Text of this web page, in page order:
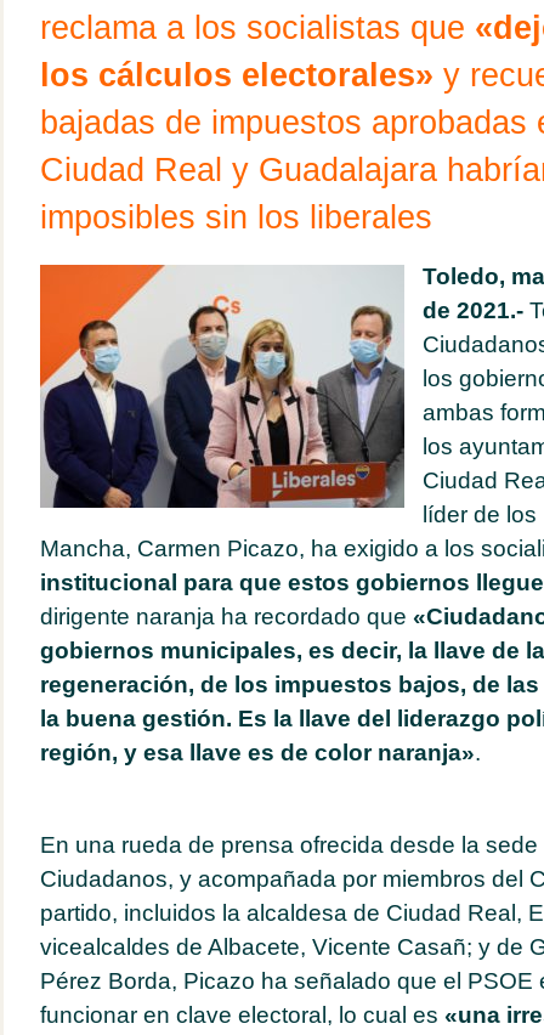
reclama a los socialistas que
los cálculos electorales» y
bajadas de impuestos aprobadas
Ciudad Real y Guadalajara
imposibles sin los liberales
Toledo,
de 2021.-
los
ambas
los
Ciudad
líder de
Mancha, Carmen Picazo, ha exigido a los
institucional para que estos gobiernos
dirigente naranja ha recordado que
gobiernos municipales, es decir, la llave de
regeneración, de los impuestos bajos, de
la buena gestión. Es la llave del liderazgo
región, y esa llave es de color naranja».
En una rueda de prensa ofrecida desde la sede
Ciudadanos, y acompañada por miembros del
partido, incluidos la alcaldesa de Ciudad Real,
vicealcaldes de Albacete, Vicente Casañ; y de
Pérez Borda, Picazo ha señalado que el PSOE
funcionar en clave electoral, lo cual es «una